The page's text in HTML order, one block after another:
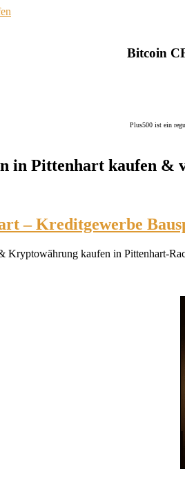
Bitcoin
Plus500 ist ein
in Pittenhart kaufen &
– Kreditgewerbe
kaufen in Pittenhart-